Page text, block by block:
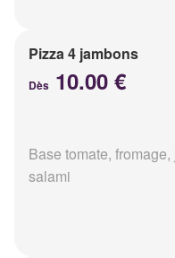
Pizza 4 jambons
Dès 10.00 €
Base tomate,
salami